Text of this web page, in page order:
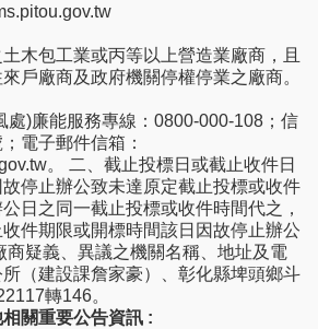
木包工業或丙等以上營造業廠商，且
戶廠商及政府機關停權停業之廠商。
處)廉能服務專線：0800-000-108；信
電子郵件信箱：
。 二、截止投標日或截止收件日
停止辦公致未達原定截止投標或收件
日之同一截止投標或收件時間代之，
件期限或開標時間該日因故停止辦公
商疑義、異議之機關名稱、地址及電
（建設課詹家豪）、彰化縣埤頭鄉斗
轉146。
關重要公告資訊 :